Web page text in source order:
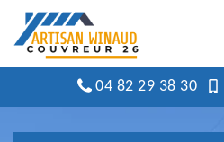
04 82 29 38 30